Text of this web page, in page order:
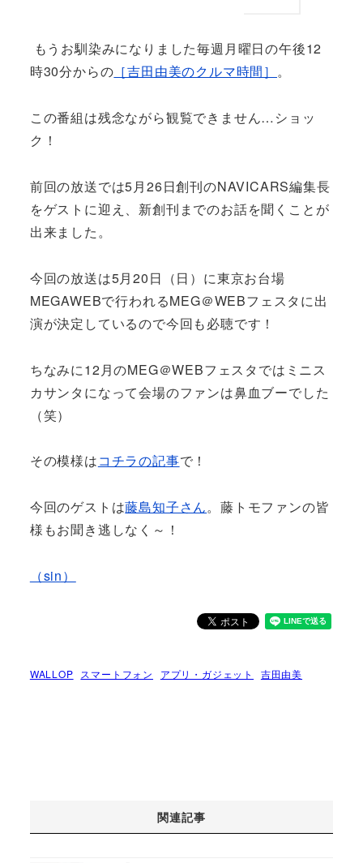
もうお馴染みになりました毎週月曜日の午後12
時30分からの ［吉田由美のクルマ時間］ 。
この番組は残念ながら観覧できません…ショッ
ク！
前回の放送では5月26日創刊のNAVICARS編集長
をゲストに迎え、新創刊までのお話を聞くことが
出来ました。
今回の放送は5月20日（日）に東京お台場
MEGAWEBで行われるMEG＠WEBフェスタに出
演が決定しているので今回も必聴です！
ちなみに12月のMEG＠WEBフェスタではミニス
カサンタになって会場のファンは鼻血ブーでした
（笑）
その模様はコチラの記事で！
今回のゲストは藤島知子さん。藤トモファンの皆
様もお聞き逃しなく～！
（sin）
WALLOP スマートフォン アプリ・ガジェット 吉田由美
関連記事